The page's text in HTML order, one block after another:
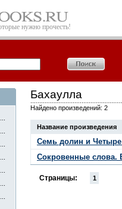
нужно прочесть!
Бахаулла
Найдено произведений: 2
Название произведения
Семь долин и
Сокровенные слова.
Страницы: 1